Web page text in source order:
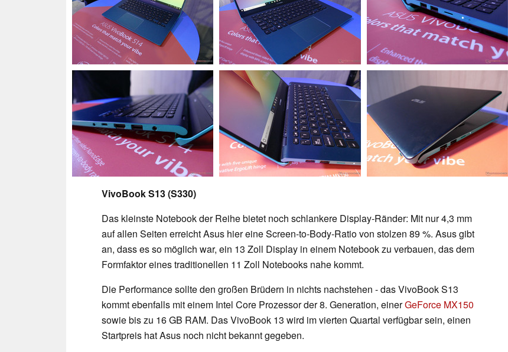
VivoBook S13 (S330)
Das kleinste Notebook der Reihe bietet noch schlankere Display-Ränder: Mit nur 4,3 mm
auf allen Seiten erreicht Asus hier eine Screen-to-Body-Ratio von stolzen 89 %. Asus gibt
an, dass es so möglich war, ein 13 Zoll Display in einem Notebook zu verbauen, das dem
Formfaktor eines traditionellen 11 Zoll Notebooks nahe kommt.
Die Performance sollte den großen Brüdern in nichts nachstehen - das VivoBook S13
kommt ebenfalls mit einem Intel Core Prozessor der 8. Generation, einerGeForce MX150
sowie bis zu 16 GB RAM. Das VivoBook 13 wird im vierten Quartal verfügbar sein, einen
Startpreis hat Asus noch nicht bekannt gegeben.